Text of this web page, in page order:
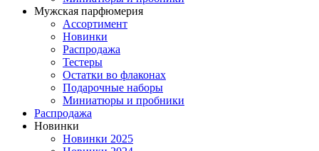
Мужская парфюмерия
Ассортимент
Новинки
Распродажа
Тестеры
Остатки во флаконах
Подарочные наборы
Миниатюры и пробники
Распродажа
Новинки
Новинки 2025